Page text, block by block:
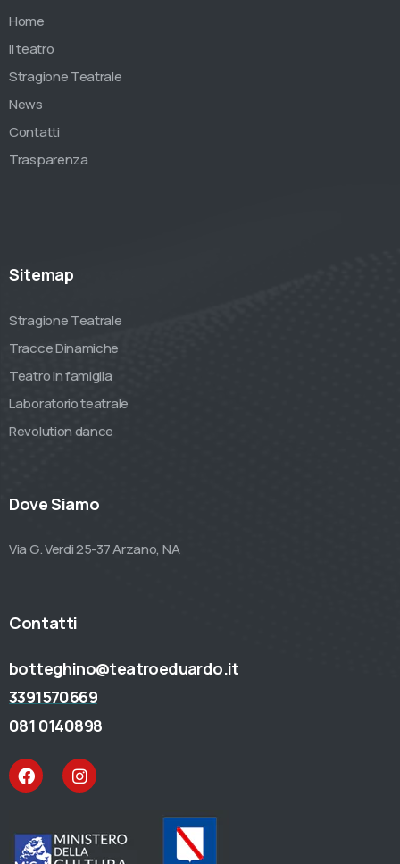
Home
Il teatro
Stragione Teatrale
News
Contatti
Trasparenza
Sitemap
Stragione Teatrale
Tracce Dinamiche
Teatro in famiglia
Laboratorio teatrale
Revolution dance
Dove Siamo
Via G. Verdi 25-37 Arzano, NA
Contatti
botteghino@teatroeduardo.it
3391570669
081 0140898